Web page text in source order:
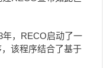
年，RECO启动了一
该程序结合了基于